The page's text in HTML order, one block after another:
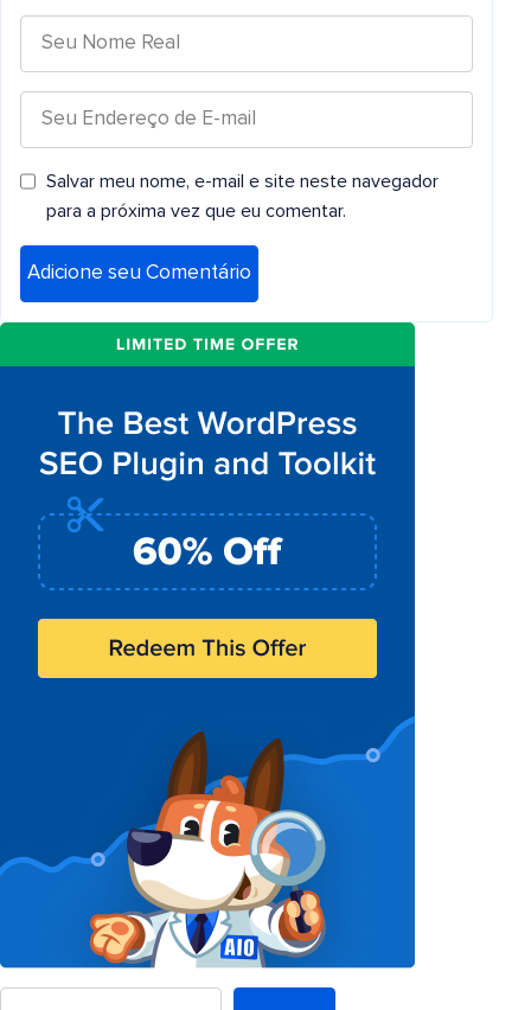
Salvar meu nome, e-mail e site neste navegador
para a próxima vez que eu comentar.